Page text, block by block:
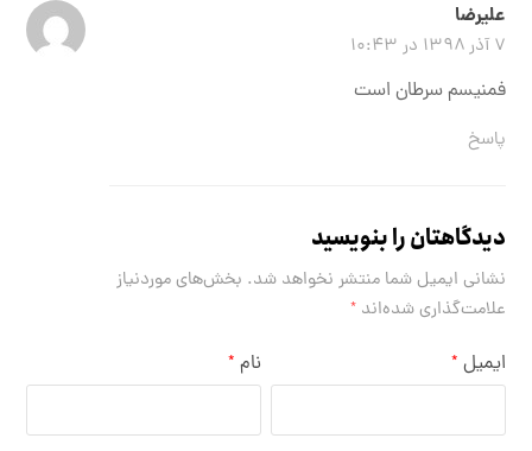
علیرضا
۷ آذر ۱۳۹۸ در ۱۰:۴۳
فمنیسم سرطان است
پاسخ
دیدگاهتان را بنویسید
نشانی ایمیل شما منتشر نخواهد شد. بخش‌های موردنیاز
علامت‌گذاری شده‌اند*
نام * ایمیل *